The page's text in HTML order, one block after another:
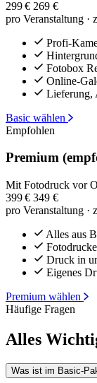
299 € 269 €
pro Veranstaltung ·
Profi-
Fotobox
Online-
Lieferung,
Basic wählen
Empfohlen
Premium
Mit Fotodruck vor
399 € 349 €
pro Veranstaltung ·
Alles aus
Druck in
Eigenes
Premium wählen
Häufige Fragen
Alles
Was ist im Basic-